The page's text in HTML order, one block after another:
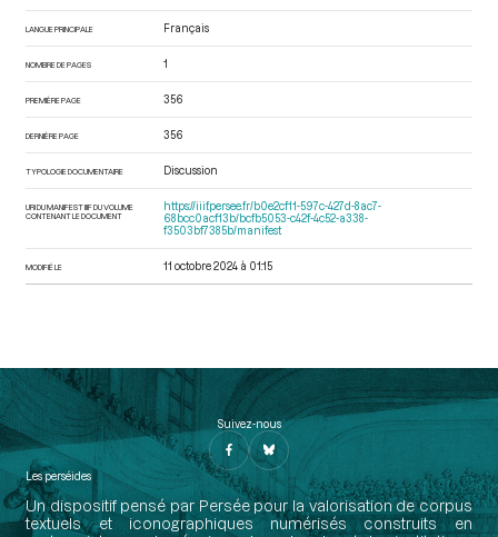
LANGUE PRINCIPALE Français
NOMBRE DE PAGES 1
PREMIÈRE PAGE 356
DERNIÈRE PAGE 356
TYPOLOGIE DOCUMENTAIRE Discussion
URI DU MANIFEST IIIF DU VOLUME
CONTENANT LE DOCUMENT
https://iiif.persee.fr/b0e2cf11-597c-427d-8ac7-
68bcc0acf13b/bcfb5053-c42f-4c52-a338-
f3503bf7385b/manifest
MODIFIÉ LE 11 octobre 2024 à 01:15
Suivez-nous
Les perséides
Un dispositif pensé par Persée pour la valorisation de corpus
textuels et iconographiques numérisés construits en